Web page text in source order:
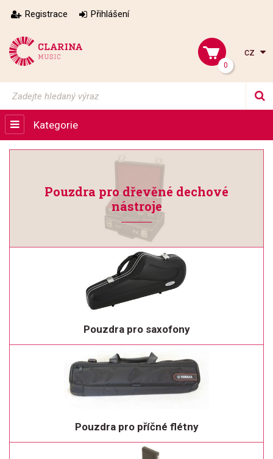
Registrace Přihlášení
0
cz
Kategorie
Pouzdra pro dřevěné dechové
nástroje
Pouzdra pro saxofony
Pouzdra pro příčné flétny